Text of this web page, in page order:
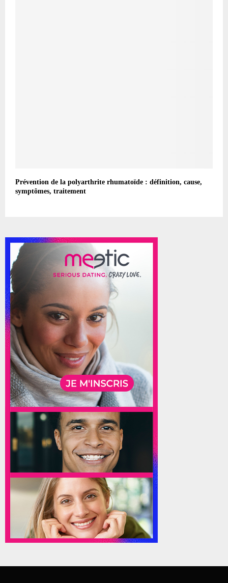
Prévention de la polyarthrite rhumatoïde : définition, cause,
symptômes, traitement